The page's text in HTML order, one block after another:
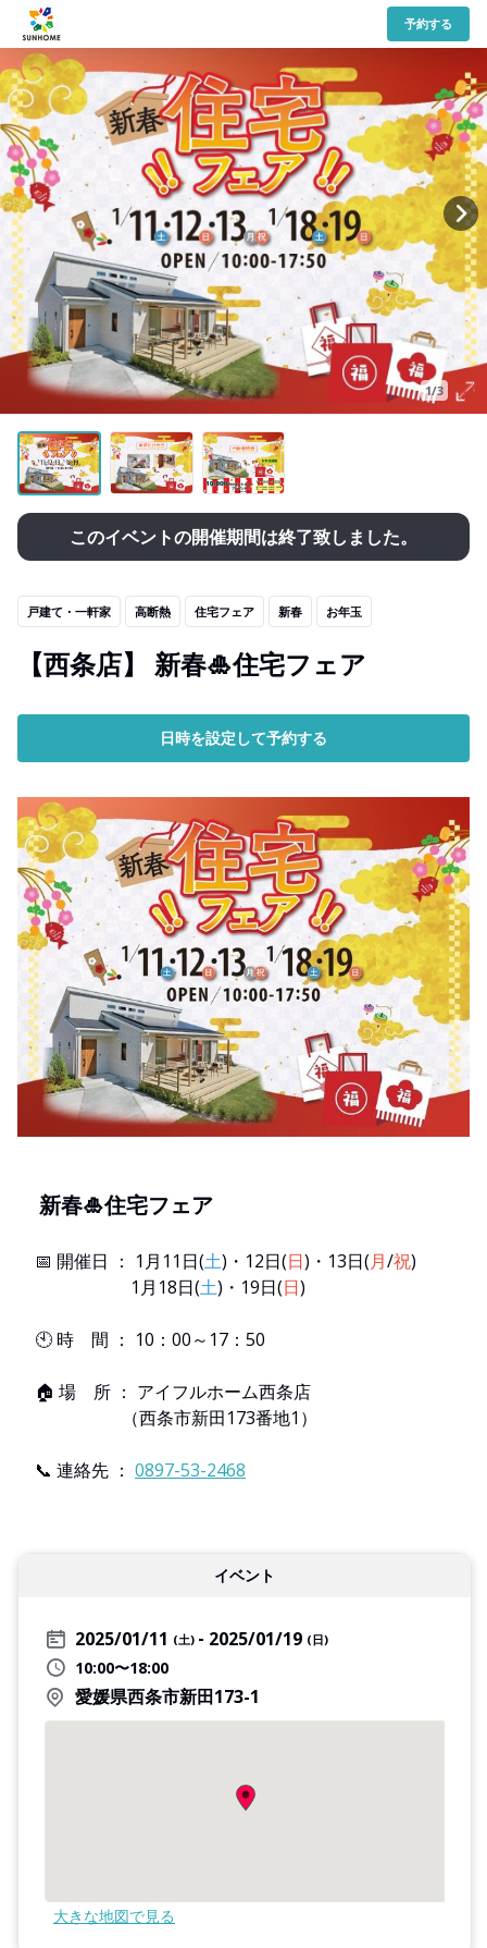
予約する
1/3
このイベントの開催期間は終了致しました。
戸建て・一軒家 高断熱 住宅フェア 新春 お年玉
【西条店】 新春🎍住宅フェア
日時を設定して予約する
新春🎍住宅フェア
📅 開催日 ： 1月11日(土)・12日(日)・13日(月/祝)
1月18日(土)・19日(日)
🕙 時 間 ： 10：00～17：50
🏠 場 所 ： アイフルホーム西条店
（西条市新田173番地1）
📞 連絡先 ： 0897-53-2468
イベント
2025/01/11 (土) 2025/01/19 (日)
10:00〜18:00
愛媛県西条市新田173-1
大きな地図で見る